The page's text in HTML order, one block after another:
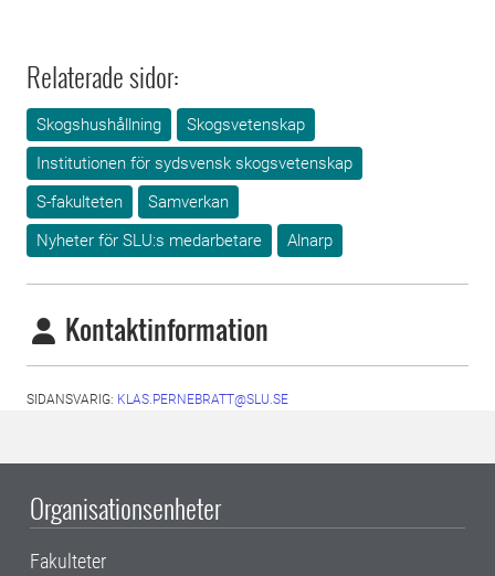
Relaterade sidor:
Skogshushållning
Skogsvetenskap
Institutionen för sydsvensk skogsvetenskap
S-fakulteten
Samverkan
Nyheter för SLU:s medarbetare
Alnarp
Kontaktinformation
SIDANSVARIG: KLAS.PERNEBRATT@SLU.SE
Organisationsenheter
Fakulteter